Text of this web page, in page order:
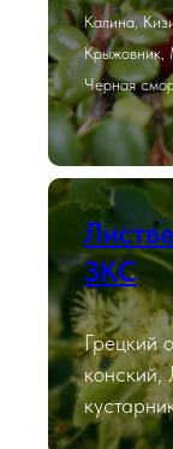
Калина,
Крыжовник,
Черная
ЗКС
Грецкий
конский,